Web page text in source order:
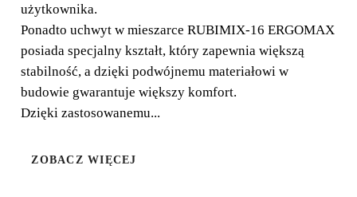
Mieszarka elektryczna RUBIMIX-16 ERGOMAX jest
najlepszym przykładem połączenia innowacyjnych i
ergonomicznych rozwiązań w jednym produkcie.
użytkownika.
Ponadto uchwyt w mieszarce RUBIMIX-16 ERGOMAX
posiada specjalny kształt, który zapewnia większą
stabilność, a dzięki podwójnemu materiałowi w
budowie gwarantuje większy komfort.
Dzięki zastosowanemu...
ZOBACZ WIĘCEJ